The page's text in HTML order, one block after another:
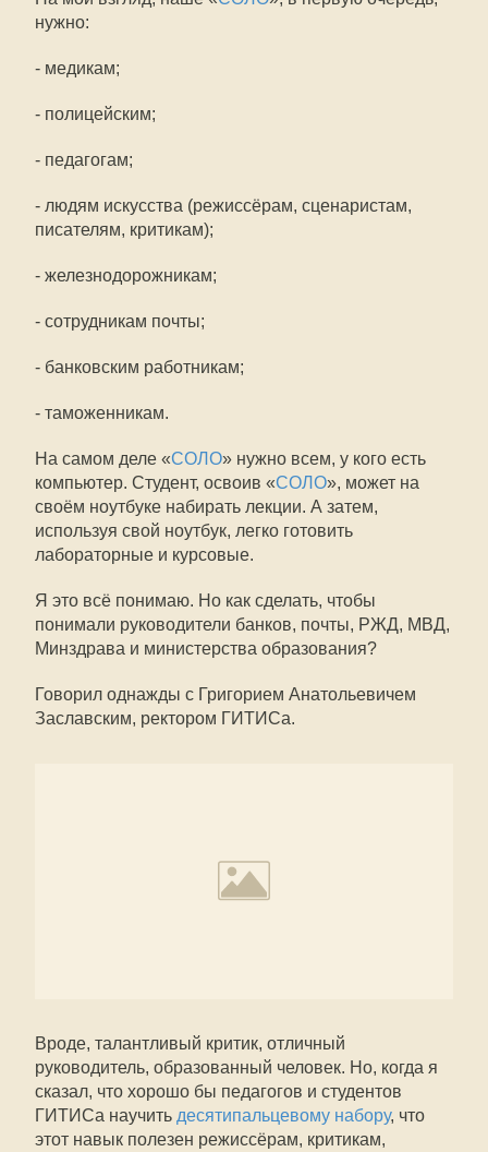
нужно:
- медикам;
- полицейским;
- педагогам;
- людям искусства (режиссёрам, сценаристам,
писателям, критикам);
- железнодорожникам;
- сотрудникам почты;
- банковским работникам;
- таможенникам.
На самом деле «СОЛО» нужно всем, у кого есть
компьютер. Студент, освоив «СОЛО», может на
своём ноутбуке набирать лекции. А затем,
используя свой ноутбук, легко готовить
лабораторные и курсовые.
Я это всё понимаю. Но как сделать, чтобы
понимали руководители банков, почты, РЖД, МВД,
Минздрава и министерства образования?
Говорил однажды с Григорием Анатольевичем
Заславским, ректором ГИТИСа.
Вроде, талантливый критик, отличный
руководитель, образованный человек. Но, когда я
сказал, что хорошо бы педагогов и студентов
ГИТИСа научить десятипальцевому набору, что
этот навык полезен режиссёрам, критикам,